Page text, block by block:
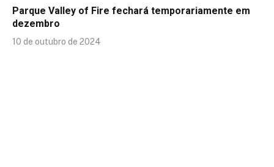
Parque Valley of Fire fechará temporariamente em
dezembro
10 de outubro de 2024